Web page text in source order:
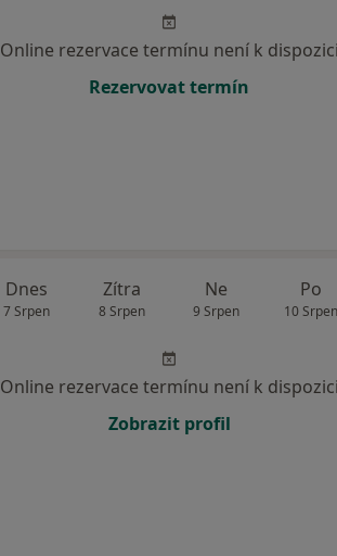
Online rezervace termínu není k dispozici
Rezervovat termín
Dnes
7 Srpen
Zítra
8 Srpen
Ne
9 Srpen
Po
10 Srpen
Online rezervace termínu není k dispozici
Zobrazit profil